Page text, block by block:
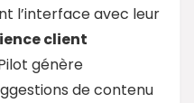
l’interface avec leur
client
génère
de contenu